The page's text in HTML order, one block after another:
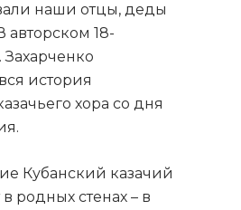
наши отцы, деды
18-
Захарченко
история
хора со дня
Кубанский казачий
в родных стенах – в